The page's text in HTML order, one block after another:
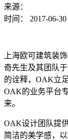
来源：
时间：
2017-06-30
上海欧可建筑装
奇先生及其团队
的诠释，OAK立
OAK的业务平台
来。
OAK设计团队提
简洁的美学感，